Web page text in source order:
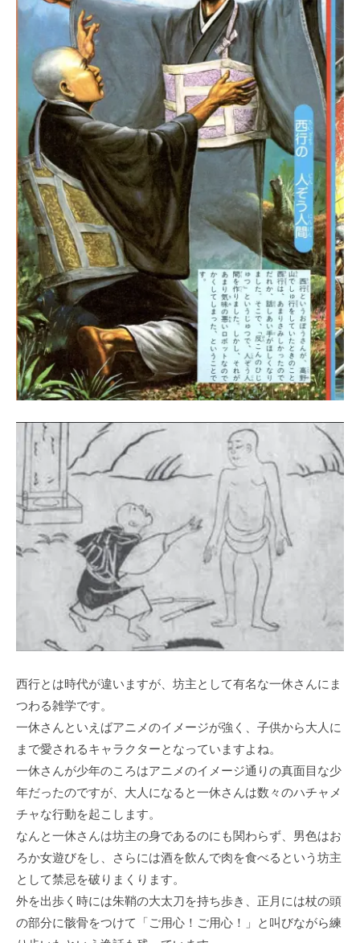
西行とは時代が違いますが、坊主として有名な一休さんにま
つわる雑学です。
一休さんといえばアニメのイメージが強く、子供から大人に
まで愛されるキャラクターとなっていますよね。
一休さんが少年のころはアニメのイメージ通りの真面目な少
年だったのですが、大人になると一休さんは数々のハチャメ
チャな行動を起こします。
なんと一休さんは坊主の身であるのにも関わらず、男色はお
ろか女遊びをし、さらには酒を飲んで肉を食べるという坊主
として禁忌を破りまくります。
外を出歩く時には朱鞘の大太刀を持ち歩き、正月には杖の頭
の部分に骸骨をつけて「ご用心！ご用心！」と叫びながら練